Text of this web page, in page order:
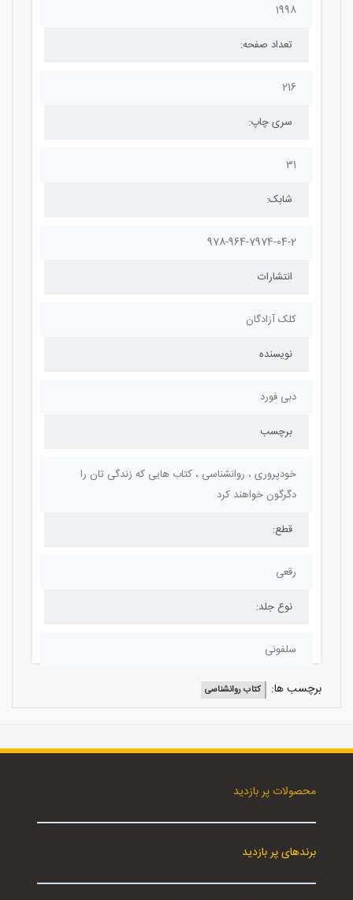
1998
تعداد صفحه:
216
سری چاپ:
31
شابک:
978-964-7974-04-2
انتشارات
کلک آزادگان
نویسنده
دبی فورد
برچسب
خودپروری ، روانشناسی ، کتاب هایی که زندگی تان را
دگرگون خواهند کرد
قطع:
رقعی
نوع جلد:
سلفونی
برچسب ها: کتاب روانشناسی
محصولات پر بازدید
برندهای پر بازدید